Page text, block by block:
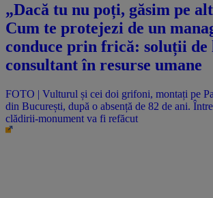
„Dacă tu nu poți, găsim pe
Cum te protejezi de un
conduce prin frică: soluții de
consultant în resurse umane
FOTO | Vulturul și cei doi grifoni, montați pe
din București, după o absență de 82 de ani.
clădirii-monument va fi refăcut